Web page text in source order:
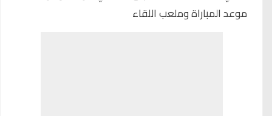
موعد المباراة وملعب اللقاء